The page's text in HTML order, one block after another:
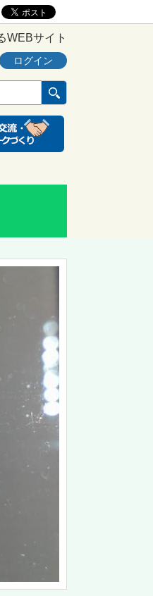
WEBサイト
ログイン